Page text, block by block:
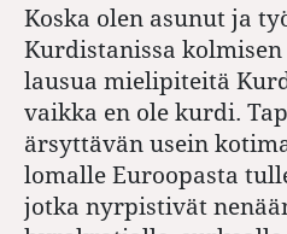
Koska olen asunut ja
Kurdistanissa
lausua mielipiteitä
vaikka en ole kurdi.
ärsyttävän usein
lomalle Euroopasta
jotka nyrpistivät